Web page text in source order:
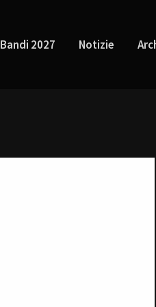
Bandi 2027 Notizie